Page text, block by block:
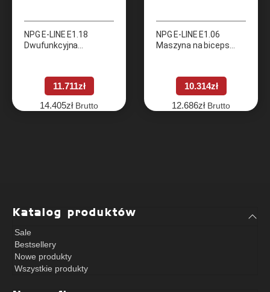
NPG E-LINE E1.18
Dwufunkcyjna
11.711zł
14.405zł Brutto
NPG E-LINE E1.06
Maszyna na biceps
10.314zł
12.686zł Brutto
Katalog produktów
Sale
Bestsellery
Nowe produkty
Wszystkie produkty